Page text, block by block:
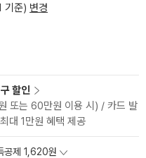
기준) 변경
할인
또는 60만원 이용 시) / 카드 발
대 1만원 혜택 제공
공제 1,620원